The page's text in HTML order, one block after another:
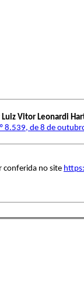
Luiz Vitor Leonardi
8.539, de 8 de
conferida no site